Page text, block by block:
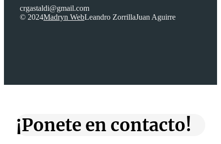
crgastaldi@gmail.com
© 2024Madryn WebLeandro ZorrillaJuan Aguirre
¡Ponete en contacto!